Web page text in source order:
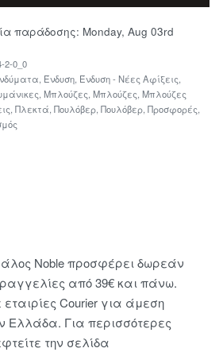
παράδοσης: Monday, Aug 03rd
2-0_0
Ένδυση Ένδυση - Νέες Αφίξεις
Μπλούζες Μπλούζες Μπλούζες
Πλεκτά Πουλόβερ Πουλόβερ Προσφορές
Noble προσφέρει δωρεάν
από 39€ και πάνω.
Courier για άμεση
Ελλάδα. Για περισσότερες
την σελίδα